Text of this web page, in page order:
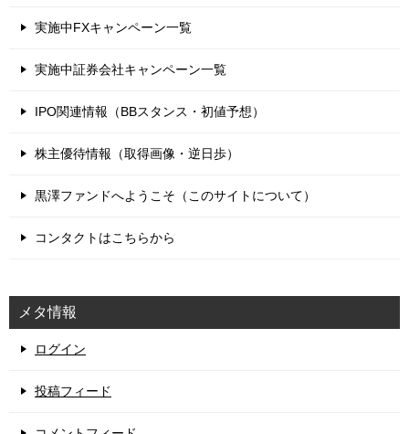
実施中FXキャンペーン一覧
実施中証券会社キャンペーン一覧
IPO関連情報（BBスタンス・初値予想）
株主優待情報（取得画像・逆日歩）
黒澤ファンドへようこそ（このサイトについて）
コンタクトはこちらから
メタ情報
ログイン
投稿フィード